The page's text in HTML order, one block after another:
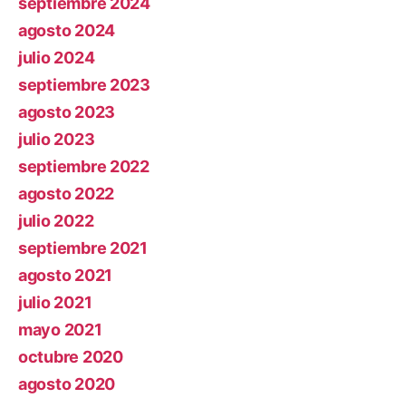
agosto 2024
julio 2024
septiembre 2023
agosto 2023
julio 2023
septiembre 2022
agosto 2022
julio 2022
septiembre 2021
agosto 2021
julio 2021
mayo 2021
octubre 2020
agosto 2020